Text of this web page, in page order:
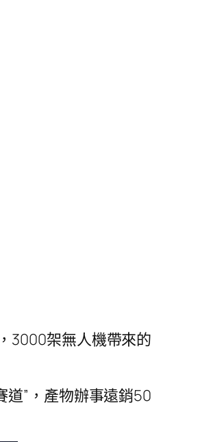
3000架無人機帶來的
道”，產物辦事遠銷50